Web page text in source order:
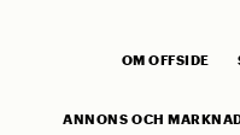
OM OFFSIDE
ANNONS OCH